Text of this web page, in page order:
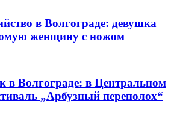
в Волгограде: девушка
женщину с ножом
в Волгограде: в Центральном
„Арбузный переполох“